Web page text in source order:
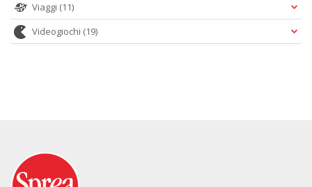
Viaggi (11)
Videogiochi (19)